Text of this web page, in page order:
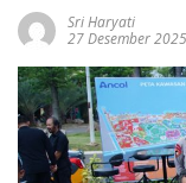
Sri Haryati
27 Desember 2025